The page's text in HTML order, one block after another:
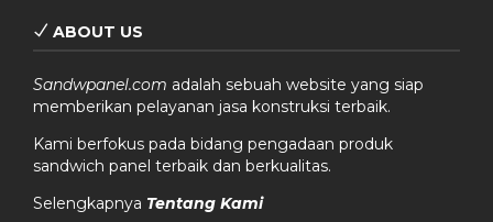
ABOUT US
Sandwpanel.com adalah sebuah website yang siap
memberikan pelayanan jasa konstruksi terbaik.
Kami berfokus pada bidang pengadaan produk
sandwich panel terbaik dan berkualitas.
Selengkapnya Tentang Kami